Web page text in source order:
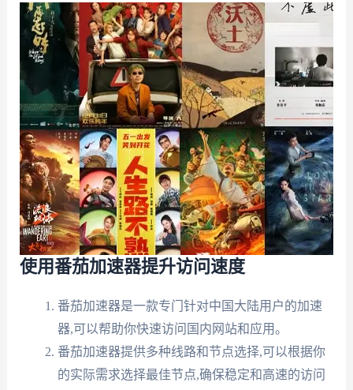
使用番茄加速器提升访问速度
番茄加速器是一款专门针对中国大陆用户的加速
器,可以帮助你快速访问国内网站和应用。
番茄加速器提供多种线路和节点选择,可以根据你
的实际需求选择最佳节点,确保稳定和高速的访问